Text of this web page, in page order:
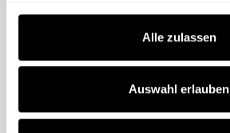
Alle zulassen
Auswahl erlauben